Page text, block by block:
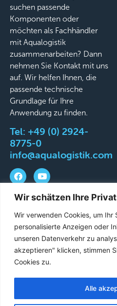
Wir schätzen Ihre
Wir verwenden Cookies, um Ihr
personalisierte Anzeigen oder
unseren Datenverkehr zu
akzeptieren" klicken, stimmen
Cookies zu.
Alle
suchen passende
Komponenten oder
möchten als Fachhändler
mit Aqualogistik
zusammenarbeiten? Dann
nehmen Sie Kontakt mit uns
auf. Wir helfen Ihnen, die
passende technische
Grundlage für Ihre
Anwendung zu finden.
Tel: +49 (0) 2924-
8775-0
info@aqualogistik.com
©
2026
Aqualogistik.
All
rights
AGB Impressum
Versandbedingungen